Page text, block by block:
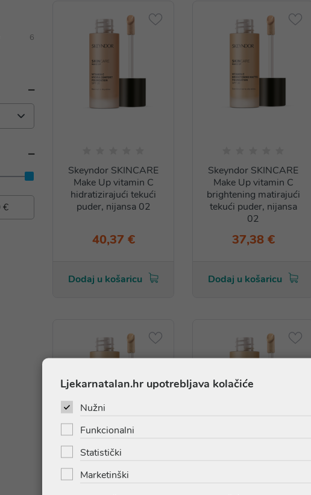
6
Skeyndor SKINCARE
Make Up vitamin C
hidratizirajući tekući
puder, nijansa 02
40,37 €
Dodaj u košaricu
Skeyndor SKINCARE
Make Up vitamin C
brightening matirajući
tekući puder, nijansa
02
37,38 €
Dodaj u košaricu
Ljekarnatalan.hr upotrebljava kolačiće
Nužni
Funkcionalni
Statistički
Marketinški